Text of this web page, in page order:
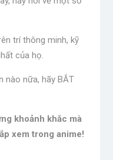
trí thông minh, kỹ
của họ.
nào nữa, hãy BẮT
khoảnh khắc mà
xem trong anime!